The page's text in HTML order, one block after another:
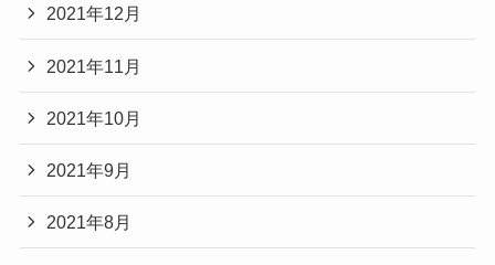
2021年12月
2021年11月
2021年10月
2021年9月
2021年8月